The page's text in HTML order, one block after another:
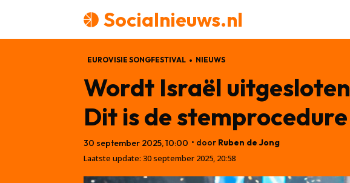
Socialnieuws.nl
EUROVISIE SONGFESTIVAL NIEUWS
Wordt Israël
Dit is de stemprocedure
30 september 2025, 10:00 • door Ruben de Jong
Laatste update: 30 september 2025, 20:58